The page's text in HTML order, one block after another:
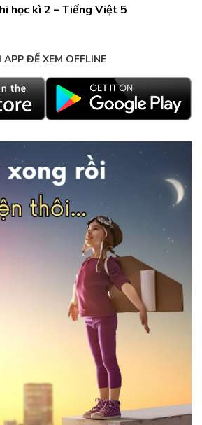
học kì 2 – Tiếng Việt 5
APP ĐỂ XEM OFFLINE